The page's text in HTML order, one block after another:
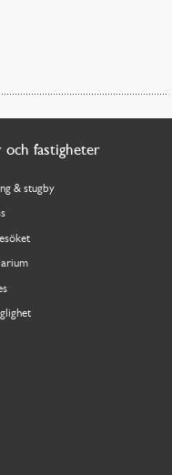
och fastigheter
& stugby